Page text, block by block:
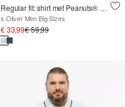
Regular fit: shirt met Peanuts® motief
s.Oliver Men Big Sizes
€ 33,99€ 59,99